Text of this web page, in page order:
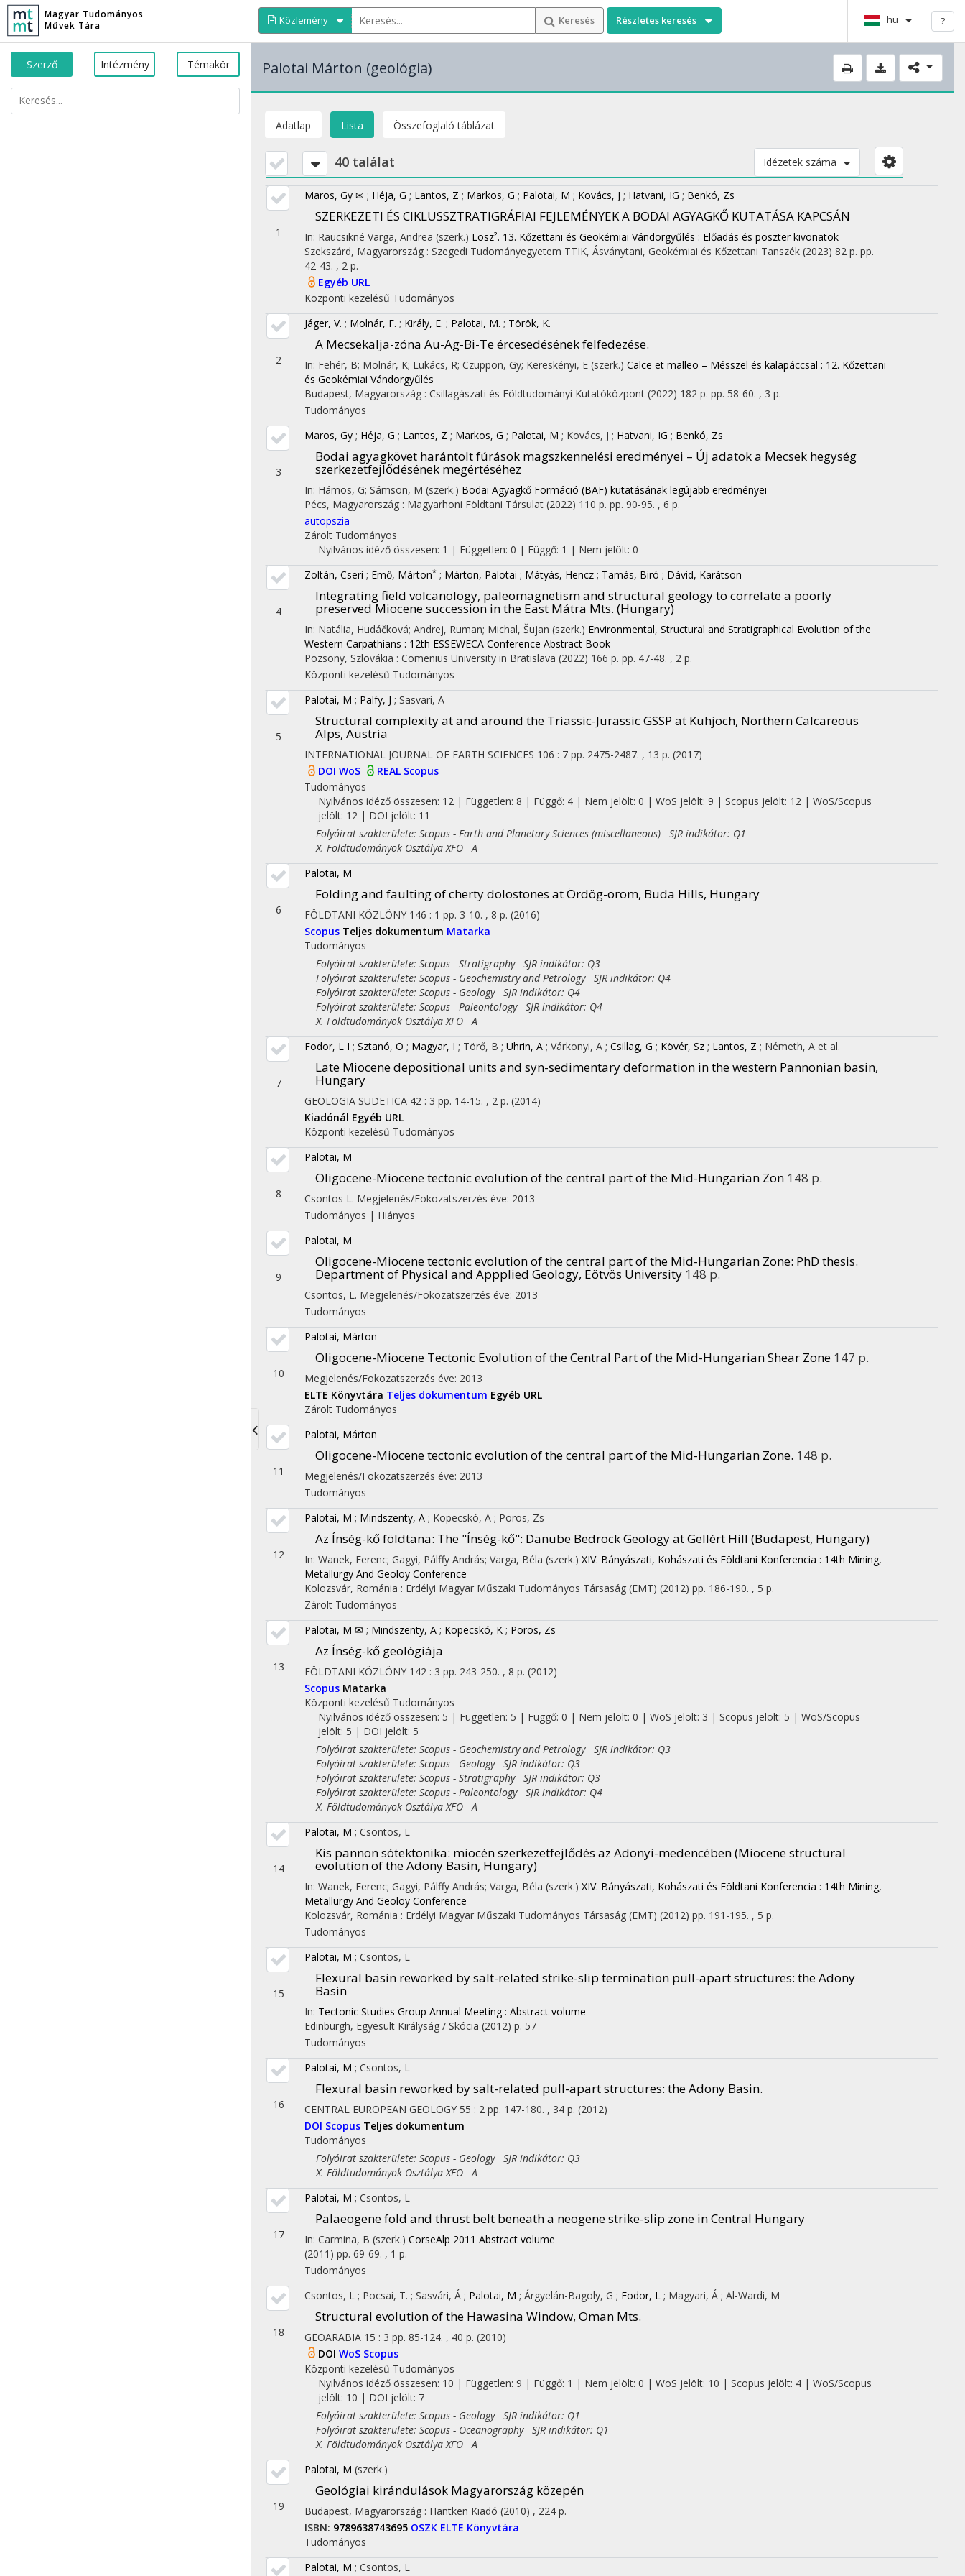
Toggle
navigation
Magyar Tudományos
Művek Tára
Közlemény Keresés Részletes keresés hu ?
Szerző Intézmény Témakör Palotai Márton (geológia)
Adatlap Lista Összefoglaló táblázat
40 találat Idézetek száma
1
Maros, Gy ✉ ; Héja, G ; Lantos, Z ; Markos, G ; Palotai, M ; Kovács, J ; Hatvani, IG ; Benkó, Zs
SZERKEZETI ÉS CIKLUSSZTRATIGRÁFIAI FEJLEMÉNYEK A BODAI AGYAGKŐ KUTATÁSA KAPCSÁN
In: Raucsikné Varga, Andrea (szerk.) Lösz². 13. Kőzettani és Geokémiai Vándorgyűlés : Előadás és poszter kivonatok
Szekszárd, Magyarország : Szegedi Tudományegyetem TTIK, Ásványtani, Geokémiai és Kőzettani Tanszék (2023) 82 p. pp.
42-43. , 2 p.
Egyéb URL
Központi kezelésű Tudományos
2
Jáger, V. ; Molnár, F. ; Király, E. ; Palotai, M. ; Török, K.
A Mecsekalja-zóna Au-Ag-Bi-Te ércesedésének felfedezése.
In: Fehér, B; Molnár, K; Lukács, R; Czuppon, Gy; Kereskényi, E (szerk.) Calce et malleo – Mésszel és kalapáccsal : 12. Kőzettani
és Geokémiai Vándorgyűlés
Budapest, Magyarország : Csillagászati és Földtudományi Kutatóközpont (2022) 182 p. pp. 58-60. , 3 p.
Tudományos
3
Maros, Gy ; Héja, G ; Lantos, Z ; Markos, G ; Palotai, M ; Kovács, J ; Hatvani, IG ; Benkó, Zs
Bodai agyagkövet harántolt fúrások magszkennelési eredményei – Új adatok a Mecsek hegység
szerkezetfejlődésének megértéséhez
In: Hámos, G; Sámson, M (szerk.) Bodai Agyagkő Formáció (BAF) kutatásának legújabb eredményei
Pécs, Magyarország : Magyarhoni Földtani Társulat (2022) 110 p. pp. 90-95. , 6 p.
autopszia
Zárolt Tudományos
Nyilvános idéző összesen: 1 | Független: 0 | Függő: 1 | Nem jelölt: 0
4
Zoltán, Cseri ; Emő, Márton* ; Márton, Palotai ; Mátyás, Hencz ; Tamás, Biró ; Dávid, Karátson
Integrating field volcanology, paleomagnetism and structural geology to correlate a poorly
preserved Miocene succession in the East Mátra Mts. (Hungary)
In: Natália, Hudáčková; Andrej, Ruman; Michal, Šujan (szerk.) Environmental, Structural and Stratigraphical Evolution of the
Western Carpathians : 12th ESSEWECA Conference Abstract Book
Pozsony, Szlovákia : Comenius University in Bratislava (2022) 166 p. pp. 47-48. , 2 p.
Központi kezelésű Tudományos
5
Palotai, M ; Palfy, J ; Sasvari, A
Structural complexity at and around the Triassic-Jurassic GSSP at Kuhjoch, Northern Calcareous
Alps, Austria
INTERNATIONAL JOURNAL OF EARTH SCIENCES 106 : 7 pp. 2475-2487. , 13 p. (2017)
DOI WoS REAL Scopus
Tudományos
Nyilvános idéző összesen: 12 | Független: 8 | Függő: 4 | Nem jelölt: 0 | WoS jelölt: 9 | Scopus jelölt: 12 | WoS/Scopus
jelölt: 12 | DOI jelölt: 11
Folyóirat szakterülete: Scopus - Earth and Planetary Sciences (miscellaneous) SJR indikátor: Q1
X. Földtudományok Osztálya XFO A
6
Palotai, M
Folding and faulting of cherty dolostones at Ördög-orom, Buda Hills, Hungary
FÖLDTANI KÖZLÖNY 146 : 1 pp. 3-10. , 8 p. (2016)
Scopus Teljes dokumentum Matarka
Tudományos
Folyóirat szakterülete: Scopus - Stratigraphy SJR indikátor: Q3
Folyóirat szakterülete: Scopus - Geochemistry and Petrology SJR indikátor: Q4
Folyóirat szakterülete: Scopus - Geology SJR indikátor: Q4
Folyóirat szakterülete: Scopus - Paleontology SJR indikátor: Q4
X. Földtudományok Osztálya XFO A
7
Fodor, L I ; Sztanó, O ; Magyar, I ; Törő, B ; Uhrin, A ; Várkonyi, A ; Csillag, G ; Kövér, Sz ; Lantos, Z ; Németh, A et al.
Late Miocene depositional units and syn-sedimentary deformation in the western Pannonian basin,
Hungary
GEOLOGIA SUDETICA 42 : 3 pp. 14-15. , 2 p. (2014)
Kiadónál Egyéb URL
Központi kezelésű Tudományos
8
Palotai, M
Oligocene-Miocene tectonic evolution of the central part of the Mid-Hungarian Zon 148 p.
Csontos L. Megjelenés/Fokozatszerzés éve: 2013
Tudományos | Hiányos
9
Palotai, M
Oligocene-Miocene tectonic evolution of the central part of the Mid-Hungarian Zone: PhD thesis.
Department of Physical and Appplied Geology, Eötvös University 148 p.
Csontos, L. Megjelenés/Fokozatszerzés éve: 2013
Tudományos
10
Palotai, Márton
Oligocene-Miocene Tectonic Evolution of the Central Part of the Mid-Hungarian Shear Zone 147 p.
Megjelenés/Fokozatszerzés éve: 2013
ELTE Könyvtára Teljes dokumentum Egyéb URL
Zárolt Tudományos
11
Palotai, Márton
Oligocene-Miocene tectonic evolution of the central part of the Mid-Hungarian Zone. 148 p.
Megjelenés/Fokozatszerzés éve: 2013
Tudományos
12
Palotai, M ; Mindszenty, A ; Kopecskó, A ; Poros, Zs
Az Ínség-kő földtana: The "Ínség-kő": Danube Bedrock Geology at Gellért Hill (Budapest, Hungary)
In: Wanek, Ferenc; Gagyi, Pálffy András; Varga, Béla (szerk.) XIV. Bányászati, Kohászati és Földtani Konferencia : 14th Mining,
Metallurgy And Geoloy Conference
Kolozsvár, Románia : Erdélyi Magyar Műszaki Tudományos Társaság (EMT) (2012) pp. 186-190. , 5 p.
Zárolt Tudományos
13
Palotai, M ✉ ; Mindszenty, A ; Kopecskó, K ; Poros, Zs
Az Ínség-kő geológiája
FÖLDTANI KÖZLÖNY 142 : 3 pp. 243-250. , 8 p. (2012)
Scopus Matarka
Központi kezelésű Tudományos
Nyilvános idéző összesen: 5 | Független: 5 | Függő: 0 | Nem jelölt: 0 | WoS jelölt: 3 | Scopus jelölt: 5 | WoS/Scopus
jelölt: 5 | DOI jelölt: 5
Folyóirat szakterülete: Scopus - Geochemistry and Petrology SJR indikátor: Q3
Folyóirat szakterülete: Scopus - Geology SJR indikátor: Q3
Folyóirat szakterülete: Scopus - Stratigraphy SJR indikátor: Q3
Folyóirat szakterülete: Scopus - Paleontology SJR indikátor: Q4
X. Földtudományok Osztálya XFO A
14
Palotai, M ; Csontos, L
Kis pannon sótektonika: miocén szerkezetfejlődés az Adonyi-medencében (Miocene structural
evolution of the Adony Basin, Hungary)
In: Wanek, Ferenc; Gagyi, Pálffy András; Varga, Béla (szerk.) XIV. Bányászati, Kohászati és Földtani Konferencia : 14th Mining,
Metallurgy And Geoloy Conference
Kolozsvár, Románia : Erdélyi Magyar Műszaki Tudományos Társaság (EMT) (2012) pp. 191-195. , 5 p.
Tudományos
15
Palotai, M ; Csontos, L
Flexural basin reworked by salt-related strike-slip termination pull-apart structures: the Adony
Basin
In: Tectonic Studies Group Annual Meeting : Abstract volume
Edinburgh, Egyesült Királyság / Skócia (2012) p. 57
Tudományos
16
Palotai, M ; Csontos, L
Flexural basin reworked by salt-related pull-apart structures: the Adony Basin.
CENTRAL EUROPEAN GEOLOGY 55 : 2 pp. 147-180. , 34 p. (2012)
DOI Scopus Teljes dokumentum
Tudományos
Folyóirat szakterülete: Scopus - Geology SJR indikátor: Q3
X. Földtudományok Osztálya XFO A
17
Palotai, M ; Csontos, L
Palaeogene fold and thrust belt beneath a neogene strike-slip zone in Central Hungary
In: Carmina, B (szerk.) CorseAlp 2011 Abstract volume
(2011) pp. 69-69. , 1 p.
Tudományos
18
Csontos, L ; Pocsai, T. ; Sasvári, Á ; Palotai, M ; Árgyelán-Bagoly, G ; Fodor, L ; Magyari, Á ; Al-Wardi, M
Structural evolution of the Hawasina Window, Oman Mts.
GEOARABIA 15 : 3 pp. 85-124. , 40 p. (2010)
DOI WoS Scopus
Központi kezelésű Tudományos
Nyilvános idéző összesen: 10 | Független: 9 | Függő: 1 | Nem jelölt: 0 | WoS jelölt: 10 | Scopus jelölt: 4 | WoS/Scopus
jelölt: 10 | DOI jelölt: 7
Folyóirat szakterülete: Scopus - Geology SJR indikátor: Q1
Folyóirat szakterülete: Scopus - Oceanography SJR indikátor: Q1
X. Földtudományok Osztálya XFO A
19
Palotai, M (szerk.)
Geológiai kirándulások Magyarország közepén
Budapest, Magyarország : Hantken Kiadó (2010) , 224 p.
ISBN: 9789638743695 OSZK ELTE Könyvtára
Tudományos
Palotai, M ; Csontos, L